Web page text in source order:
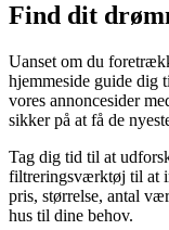
Find dit
Uanset om du
hjemmeside guide dig
vores annoncesider
sikker på at få de
Tag dig tid til at
filtreringsværktøj til at
pris, størrelse, antal
hus til dine behov.